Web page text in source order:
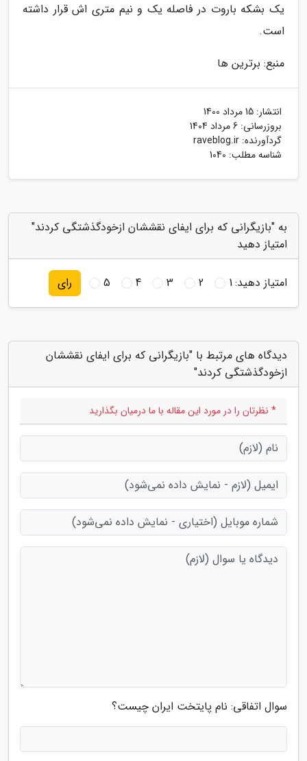
یک بشکه باروت در فاصله یک و نیم متری اش قرار داشته
است.
منبع: برترین ها
انتشار: 15 مرداد 1400
بروزرسانی: 6 مرداد 1404
گردآورنده: raveblog.ir
شناسه مطلب: 1040
به "بازیگرانی که برای ایفای نقششان ازخودگذشتگی کردند"
امتیاز دهید
امتیاز دهید:1
2
3
4
5 رای
دیدگاه های مرتبط با "بازیگرانی که برای ایفای نقششان
ازخودگذشتگی کردند"
* نظرتان را در مورد این مقاله با ما درمیان بگذارید
سوال اتفاقی: نام پایتخت ایران چیست؟